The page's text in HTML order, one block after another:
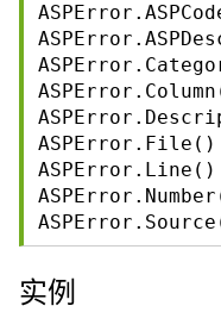
ASPError.File()
ASPError.Line()
实例